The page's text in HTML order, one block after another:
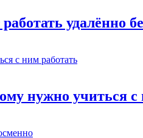
удалённо
нужно учиться с